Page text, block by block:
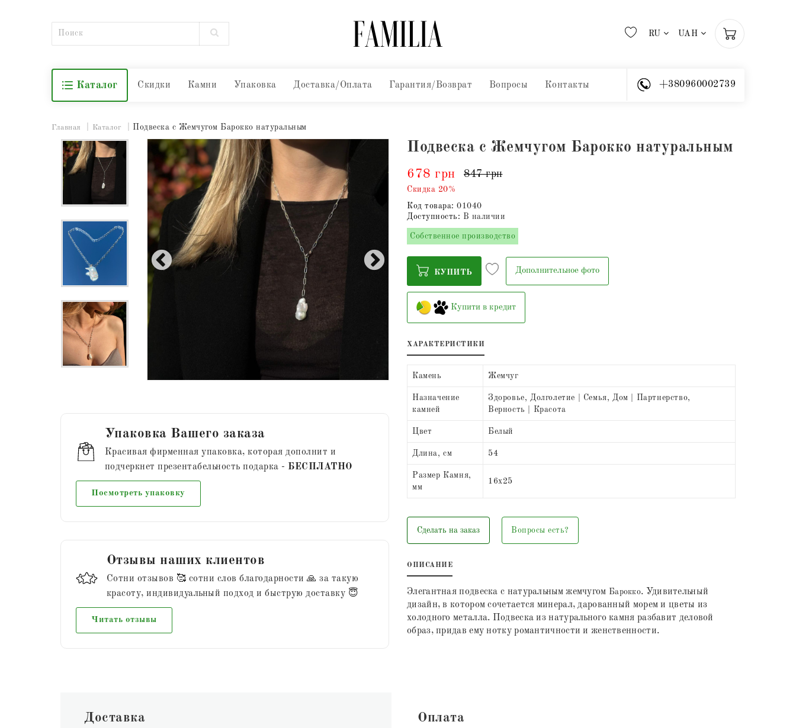
RU UAH
Каталог Скидки Камни Упаковка Доставка/Оплата Гарантия/Возврат Вопросы Контакты +380960002739
Главная Каталог Подвеска с Жемчугом Барокко натуральным
Упаковка Вашего заказа
Красивая фирменная упаковка, которая дополнит и
подчеркнет презентабельность подарка - БЕСПЛАТНО
Посмотреть упаковку
Отзывы наших клиентов
Сотни отзывов 🥰 сотни слов благодарности 🙏 за такую
красоту, индивидуальный подход и быструю доставку 😇
Читать отзывы
Подвеска с Жемчугом Барокко натуральным
678 грн 847 грн
Скидка 20%
Код товара: 01040
Доступность: В наличии
Собственное производство
КУПИТЬ Дополнительное фото
Купити в кредит
ХАРАКТЕРИСТИКИ
Камень Жемчуг
Назначение
камней
Здоровье, Долголетие | Семья, Дом | Партнерство,
Верность | Красота
Цвет Белый
Длина, см 54
Размер Камня,
мм
16х25
Сделать на заказ Вопросы есть?
ОПИСАНИЕ
Элегантная подвеска с натуральным жемчугом Барокко. Удивительный
дизайн, в котором сочетается минерал, дарованный морем и цветы из
холодного металла. Подвеска из натурального камня разбавит деловой
образ, придав ему нотку романтичности и женственности.
Доставка Оплата